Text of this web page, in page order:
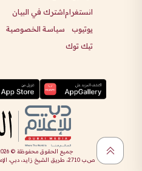
انستغرام
يوتيوب
تيك توك
اشترك في البيان
سياسة الخصوصية
جميع الحقوق محفوظة ©
ص.ب 2710، طريق الشيخ زايد، دبي، الإمارات العربية المتحدة